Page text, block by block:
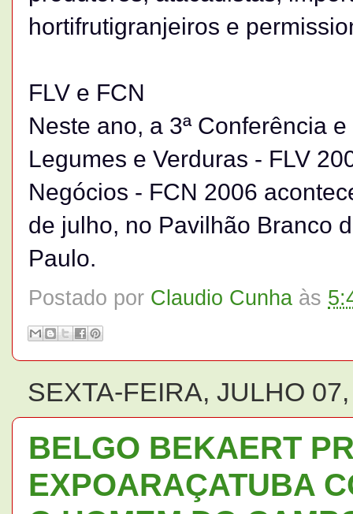
hortifrutigranjeiros e
FLV e FCN
Neste ano, a 3ª Conferência
Legumes e Verduras - FLV
Negócios - FCN 2006
de julho, no Pavilhão Branco
Paulo.
Postado por Claudio Cunha às
SEXTA-FEIRA, JULHO
BELGO BEKAERT
EXPOARAÇATUBA